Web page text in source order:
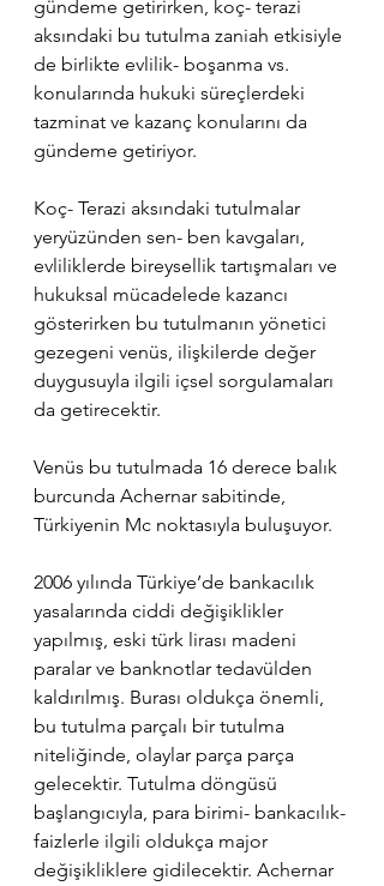
gündeme getirirken, koç- terazi
aksındaki bu tutulma zaniah etkisiyle
de birlikte evlilik- boşanma vs.
konularında hukuki süreçlerdeki
tazminat ve kazanç konularını da
gündeme getiriyor.
Koç- Terazi aksındaki tutulmalar
yeryüzünden sen- ben kavgaları,
evliliklerde bireysellik tartışmaları ve
hukuksal mücadelede kazancı
gösterirken bu tutulmanın yönetici
gezegeni venüs, ilişkilerde değer
duygusuyla ilgili içsel sorgulamaları
da getirecektir.
Venüs bu tutulmada 16 derece balık
burcunda Achernar sabitinde,
Türkiyenin Mc noktasıyla buluşuyor.
2006 yılında Türkiye’de bankacılık
yasalarında ciddi değişiklikler
yapılmış, eski türk lirası madeni
paralar ve banknotlar tedavülden
kaldırılmış. Burası oldukça önemli,
bu tutulma parçalı bir tutulma
niteliğinde, olaylar parça parça
gelecektir. Tutulma döngüsü
başlangıcıyla, para birimi- bankacılık-
faizlerle ilgili oldukça major
değişikliklere gidilecektir. Achernar